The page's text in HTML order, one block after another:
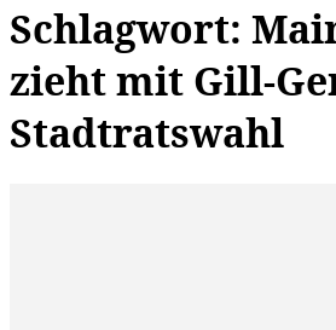
Schlagwort:
zieht mit Gill-
Stadtratswahl